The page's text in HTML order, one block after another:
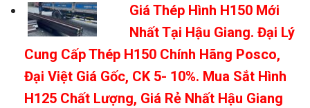
Giá Thép Hình H150 Mới
Nhất Tại Hậu Giang. Đại Lý
Cung Cấp Thép H150 Chính Hãng Posco,
Đại Việt Giá Gốc, CK 5- 10%. Mua Sắt Hình
H125 Chất Lượng, Giá Rẻ Nhất Hậu Giang